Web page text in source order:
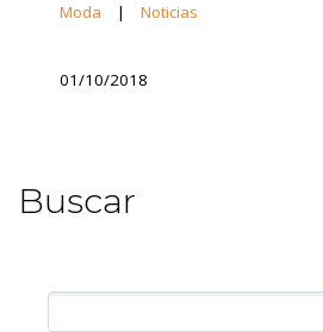
Moda | Noticias
01/10/2018
Buscar